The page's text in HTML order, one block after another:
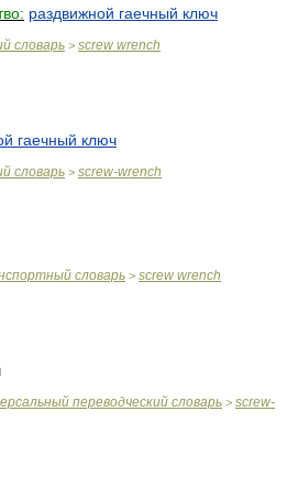
раздвижной гаечный ключ
словарь > screw wrench
гаечный ключ
словарь > screw-wrench
словарь > screw wrench
переводческий словарь > screw-